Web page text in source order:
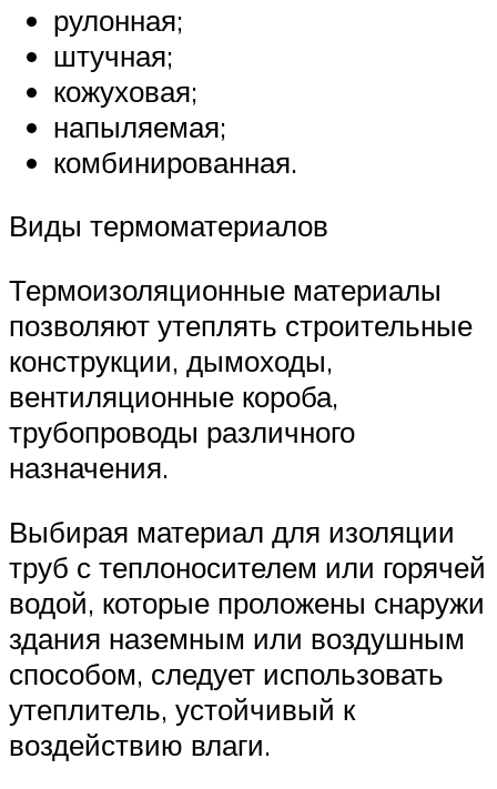
рулонная;
штучная;
кожуховая;
напыляемая;
комбинированная.
Виды термоматериалов
Термоизоляционные материалы
позволяют утеплять строительные
конструкции, дымоходы,
вентиляционные короба,
трубопроводы различного
назначения.
Выбирая материал для изоляции
труб с теплоносителем или горячей
водой, которые проложены снаружи
здания наземным или воздушным
способом, следует использовать
утеплитель, устойчивый к
воздействию влаги.